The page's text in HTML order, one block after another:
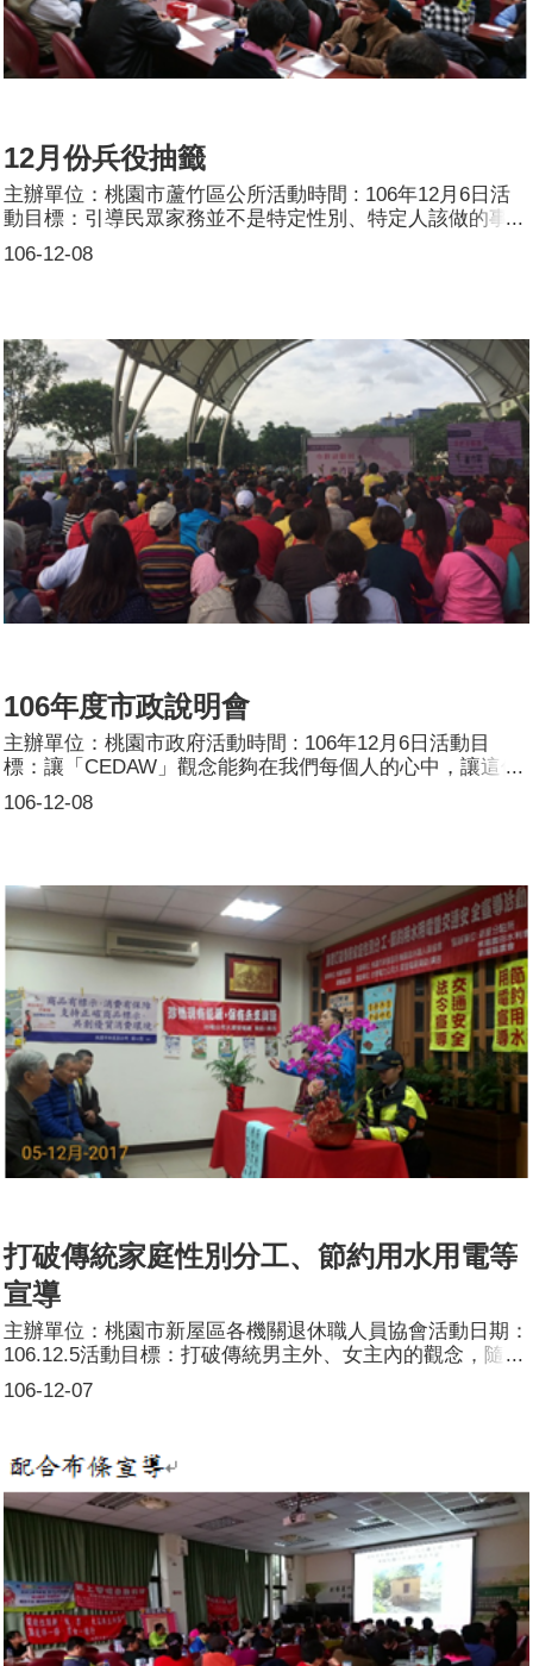
12月份兵役抽籤
106-12-08
主辦單位：桃園市蘆竹區公所活動時間 : 106年12月6日活
動目標：引導民眾家務並不是特定性別、特定人該做的事
情，家務分工對雙薪家庭來說，已是時勢所趨，共同分擔一
起創造幸福家庭。活動簡介：活動現場使紅布條加以宣導。
106年度市政說明會
106-12-08
主辦單位：桃園市政府活動時間 : 106年12月6日活動目
標：讓「CEDAW」觀念能夠在我們每個人的心中，讓這個
文明的社會，不再存有過往的性別刻板印象的觀念。活動簡
介：活動現場使用CEDAW標語紅布條加以宣導。參加人
打破傳統家庭性別分工、節約用水用電等
宣導
106-12-07
主辦單位：桃園市新屋區各機關退休職人員協會活動日期：
106.12.5活動目標：打破傳統男主外、女主內的觀念，隨著
社會的變遷，了解家庭需要男女雙方共同投入經營，學習家
務分工合作，培養夫妻的情感建立和諧快樂的家庭。活動簡
數：共42人，分別為男性30人；女性12人。